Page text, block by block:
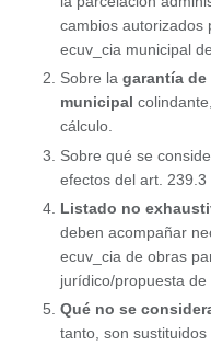
cambios autorizados
ecuv_cia municipal
Sobre la garantía
municipal
cálculo.
Sobre qué se
efectos del art. 239.3
Listado no
deben acompañar
ecuv_cia de obras
jurídico/propuesta de
Qué no se
tanto, son